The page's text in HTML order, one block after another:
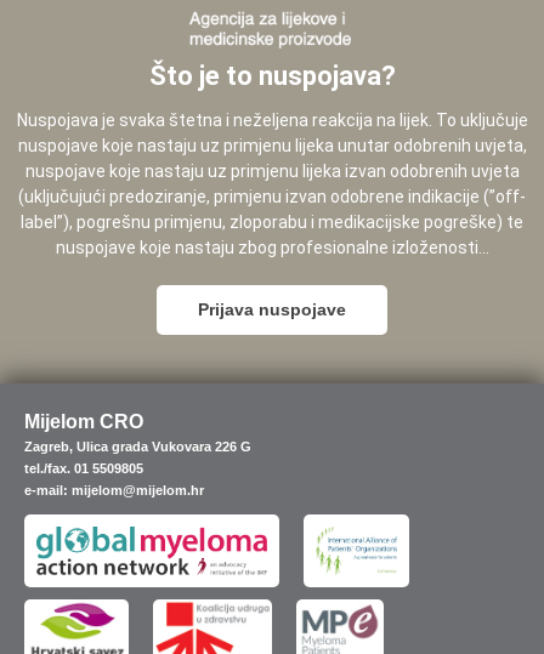
Što je to nuspojava?
Nuspojava je svaka štetna i neželjena reakcija na lijek. To uključuje
nuspojave koje nastaju uz primjenu lijeka unutar odobrenih uvjeta,
nuspojave koje nastaju uz primjenu lijeka izvan odobrenih uvjeta
(uključujući predoziranje, primjenu izvan odobrene indikacije (”off-
label”), pogrešnu primjenu, zloporabu i medikacijske pogreške) te
nuspojave koje nastaju zbog profesionalne izloženosti...
Prijava nuspojave
Mijelom CRO
Zagreb, Ulica grada Vukovara 226 G
tel./fax. 01 5509805
e-mail: mijelom@mijelom.hr